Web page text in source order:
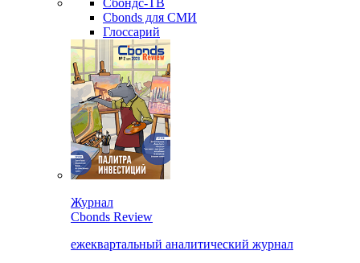
Cbonds для СМИ
Глоссарий
Журнал
Cbonds Review
ежеквартальный аналитический журнал